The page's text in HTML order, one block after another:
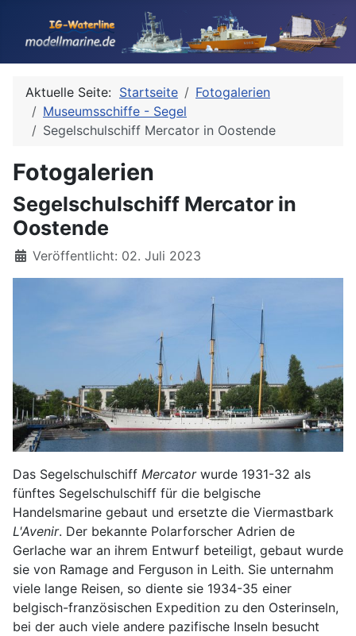
Aktuelle Seite: Startseite
Fotogalerien
Museumsschiffe - Segel
Segelschulschiff Mercator in Oostende
Fotogalerien
Segelschulschiff Mercator in
Oostende
Details
Veröffentlicht: 02. Juli 2023
Das Segelschulschiff Mercatorwurde 1931-32 als
fünftes Segelschulschiff für die belgische
Handelsmarine gebaut und ersetzte die Viermastbark
L'Avenir. Der bekannte Polarforscher Adrien de
Gerlache war an ihrem Entwurf beteiligt, gebaut wurde
sie von Ramage and Ferguson in Leith. Sie unternahm
viele lange Reisen, so diente sie 1934-35 einer
belgisch-französischen Expedition zu den Osterinseln,
bei der auch viele andere pazifische Inseln besucht